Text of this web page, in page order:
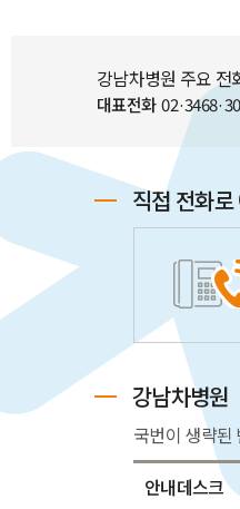
강남차병원 주요 전
대표전화
직접 전화
강남차병원
국번이 생략
안내데스크